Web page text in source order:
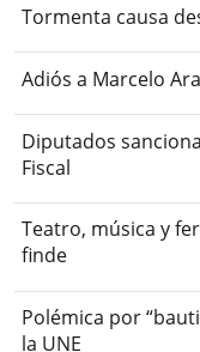
Tormenta causa
Adiós a Marcelo
Diputados
Fiscal
Teatro, música y
finde
Polémica por
la UNE